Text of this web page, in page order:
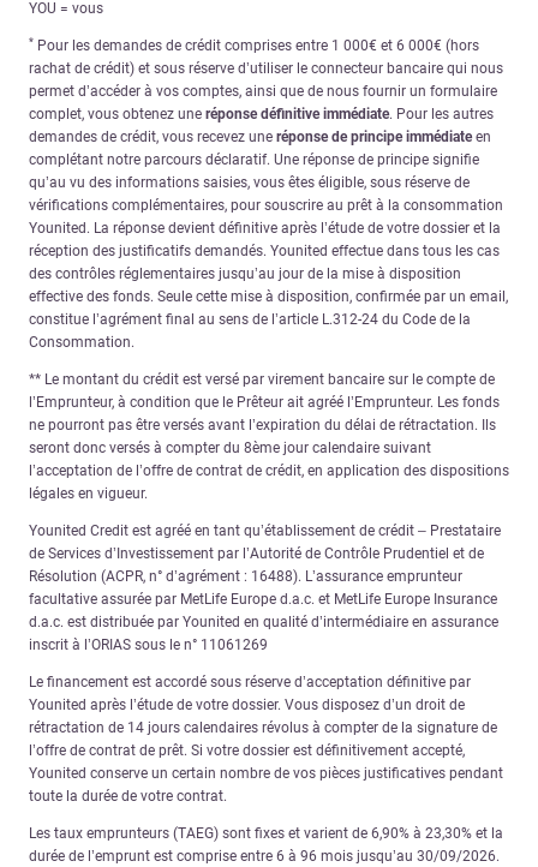
YOU = vous
* Pour les demandes de crédit comprises entre 1 000€ et 6 000€ (hors
rachat de crédit) et sous réserve d’utiliser le connecteur bancaire qui nous
permet d’accéder à vos comptes, ainsi que de nous fournir un formulaire
complet, vous obtenez une réponse définitive immédiate. Pour les autres
demandes de crédit, vous recevez une réponse de principe immédiateen
complétant notre parcours déclaratif. Une réponse de principe signifie
qu’au vu des informations saisies, vous êtes éligible, sous réserve de
vérifications complémentaires, pour souscrire au prêt à la consommation
Younited. La réponse devient définitive après l’étude de votre dossier et la
réception des justificatifs demandés. Younited effectue dans tous les cas
des contrôles réglementaires jusqu’au jour de la mise à disposition
effective des fonds. Seule cette mise à disposition, confirmée par un email,
constitue l’agrément final au sens de l’article L.312-24 du Code de la
Consommation.
** Le montant du crédit est versé par virement bancaire sur le compte de
l’Emprunteur, à condition que le Prêteur ait agréé l’Emprunteur. Les fonds
ne pourront pas être versés avant l’expiration du délai de rétractation. Ils
seront donc versés à compter du 8ème jour calendaire suivant
l’acceptation de l’offre de contrat de crédit, en application des dispositions
légales en vigueur.
Younited Credit est agréé en tant qu’établissement de crédit – Prestataire
de Services d’Investissement par l’Autorité de Contrôle Prudentiel et de
Résolution (ACPR, n° d’agrément : 16488). L’assurance emprunteur
facultative assurée par MetLife Europe d.a.c. et MetLife Europe Insurance
d.a.c. est distribuée par Younited en qualité d’intermédiaire en assurance
inscrit à l’ORIAS sous le n° 11061269
Le financement est accordé sous réserve d’acceptation définitive par
Younited après l’étude de votre dossier. Vous disposez d’un droit de
rétractation de 14 jours calendaires révolus à compter de la signature de
l’offre de contrat de prêt. Si votre dossier est définitivement accepté,
Younited conserve un certain nombre de vos pièces justificatives pendant
toute la durée de votre contrat.
Les taux emprunteurs (TAEG) sont fixes et varient de 6,90% à 23,30% et la
durée de l’emprunt est comprise entre 6 à 96 mois jusqu’au 30/09/2026.